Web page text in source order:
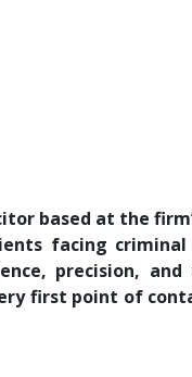
based at the
facing
precision, and
first point of